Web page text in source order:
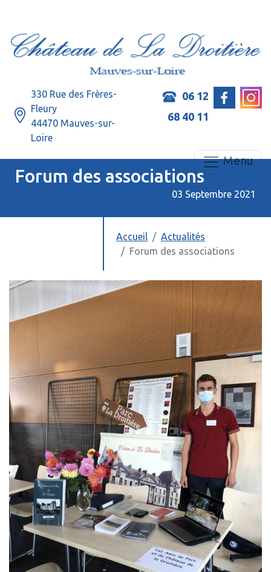
330 Rue des Frères-
Fleury
44470 Mauves-sur-
Loire
06 12
68 40 11
Menu
Forum des associations
03 Septembre 2021
Accueil
Actualités
Forum des associations